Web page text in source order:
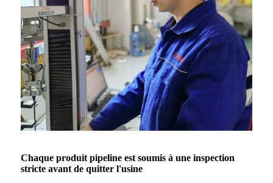
Chaque produit pipeline est soumis à une inspection
stricte avant de quitter l'usine